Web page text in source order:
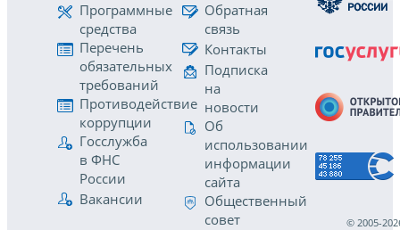
Программные
средства
Перечень
обязательных
требований
Противодействие
коррупции
Госслужба
в ФНС
России
Вакансии
Обратная
связь
Контакты
Подписка
на
новости
Об
использовании
информации
сайта
Общественный
совет
© 2005-